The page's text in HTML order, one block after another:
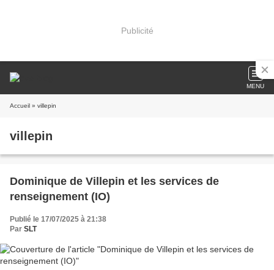
Publicité
MENU
Accueil » villepin
villepin
Dominique de Villepin et les services de
renseignement (IO)
Publié le 17/07/2025 à 21:38
Par SLT